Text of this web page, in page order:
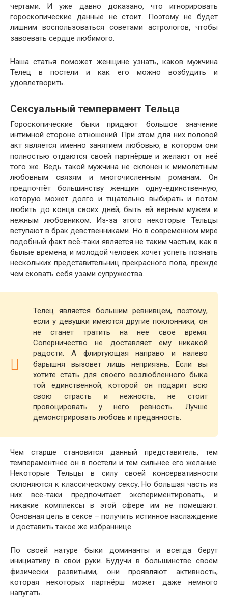
чертами. И уже давно доказано, что игнорировать
гороскопические данные не стоит. Поэтому не будет
лишним воспользоваться советами астрологов, чтобы
завоевать сердце любимого.
Наша статья поможет женщине узнать, каков мужчина
Телец в постели и как его можно возбудить и
удовлетворить.
Сексуальный темперамент Тельца
Гороскопические быки придают большое значение
интимной стороне отношений. При этом для них половой
акт является именно занятием любовью, в котором они
полностью отдаются своей партнёрше и желают от неё
того же. Ведь такой мужчина не склонен к мимолётным
любовным связям и многочисленным романам. Он
предпочтёт большинству женщин одну-единственную,
которую может долго и тщательно выбирать и потом
любить до конца своих дней, быть ей верным мужем и
нежным любовником. Из-за этого некоторые Тельцы
вступают в брак девственниками. Но в современном мире
подобный факт всё-таки является не таким частым, как в
былые времена, и молодой человек хочет успеть познать
нескольких представительниц прекрасного пола, прежде
чем сковать себя узами супружества.
Телец является большим ревнивцем, поэтому,
если у девушки имеются другие поклонники, он
не станет тратить на неё своё время.
Соперничество не доставляет ему никакой
радости. А флиртующая направо и налево
барышня вызовет лишь неприязнь. Если вы
хотите стать для своего возлюбленного быка
той единственной, которой он подарит всю
свою страсть и нежность, не стоит
провоцировать у него ревность. Лучше
демонстрировать любовь и преданность.
Чем старше становится данный представитель, тем
темпераментнее он в постели и тем сильнее его желание.
Некоторые Тельцы в силу своей консервативности
склоняются к классическому сексу. Но большая часть из
них всё-таки предпочитает экспериментировать, и
никакие комплексы в этой сфере им не помешают.
Основная цель в сексе – получить истинное наслаждение
и доставить такое же избраннице.
По своей натуре быки доминанты и всегда берут
инициативу в свои руки. Будучи в большинстве своём
физически развитыми, они проявляют активность,
которая некоторых партнёрш может даже немного
напугать.